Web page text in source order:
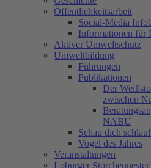
Öffentlichkeitsarbeit
Social-Media
Informationen für
Aktiver Umweltschutz
Umweltbildung
Führungen
Publikationen
Der
zwischen
NABU
Schau dich
Vogel des Jahres
Veranstaltungen
Loburger Storchennester